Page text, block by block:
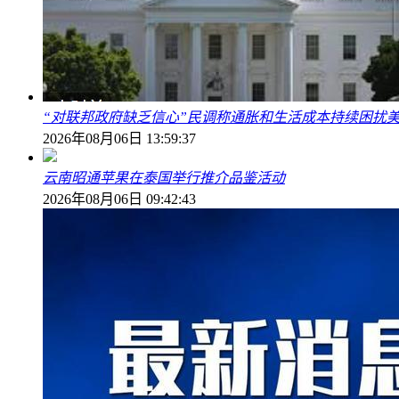
“对联邦政府缺乏信心”民调称通胀和生活成本持续困扰
2026年08月06日 13:59:37
云南昭通苹果在泰国举行推介品鉴活动
2026年08月06日 09:42:43